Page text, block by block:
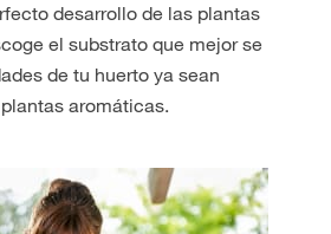
desarrollo de las plantas
el substrato que mejor se
de tu huerto ya sean
aromáticas.